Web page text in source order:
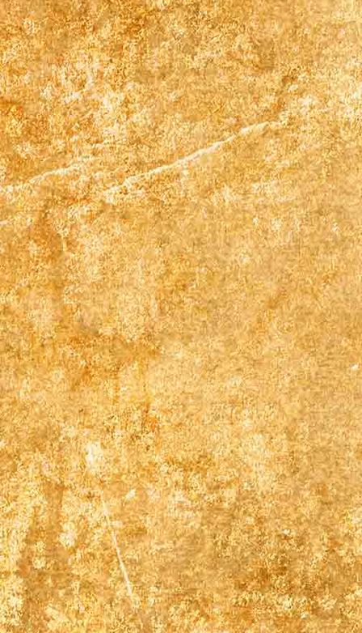
Doppelbett Zimmer 2 (2)
Einzelbett Zimmer 2